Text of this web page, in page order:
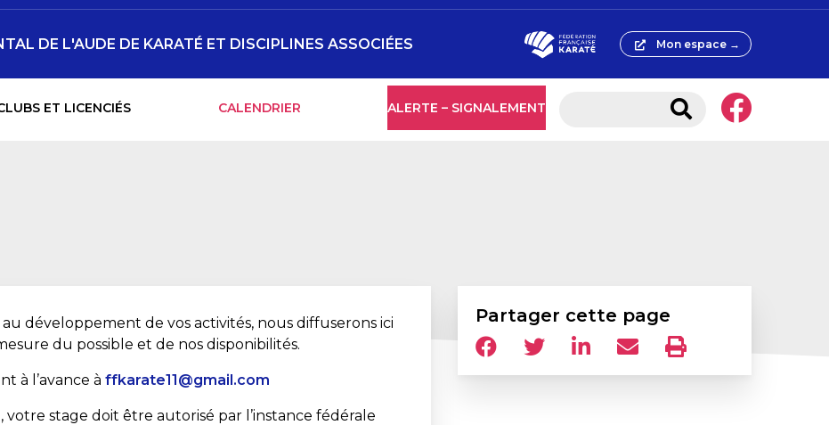
ET LICENCIÉS CALENDRIER ALERTE – SIGNALEMENT
DE L'AUDE DE KARATÉ ET DISCIPLINES ASSOCIÉES Mon espace →
développement de vos activités, nous diffuserons ici
du possible et de nos disponibilités.
à l’avance à ffkarate11@gmail.com
votre stage doit être autorisé par l’instance fédérale
Partager cette page